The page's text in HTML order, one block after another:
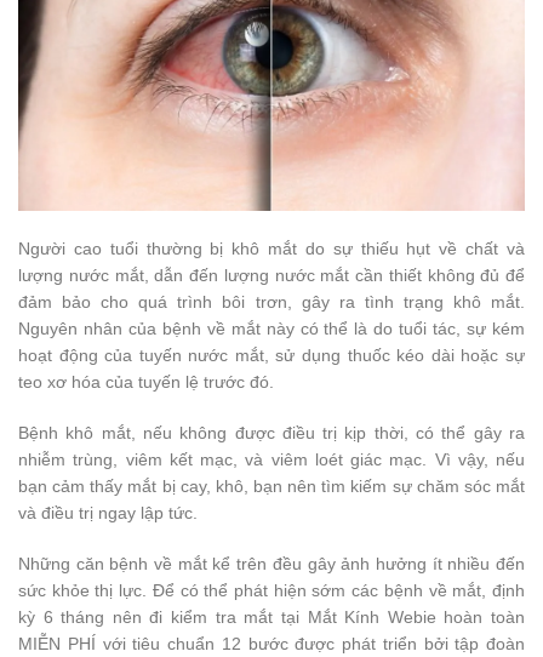
Người cao tuổi thường bị khô mắt do sự thiếu hụt về chất và
lượng nước mắt, dẫn đến lượng nước mắt cần thiết không đủ để
đảm bảo cho quá trình bôi trơn, gây ra tình trạng khô mắt.
Nguyên nhân của bệnh về mắt này có thể là do tuổi tác, sự kém
hoạt động của tuyến nước mắt, sử dụng thuốc kéo dài hoặc sự
teo xơ hóa của tuyến lệ trước đó.
Bệnh khô mắt, nếu không được điều trị kịp thời, có thể gây ra
nhiễm trùng, viêm kết mạc, và viêm loét giác mạc. Vì vậy, nếu
bạn cảm thấy mắt bị cay, khô, bạn nên tìm kiếm sự chăm sóc mắt
và điều trị ngay lập tức.
Những căn bệnh về mắt kể trên đều gây ảnh hưởng ít nhiều đến
sức khỏe thị lực. Để có thể phát hiện sớm các bệnh về mắt, định
kỳ 6 tháng nên đi kiểm tra mắt tại Mắt Kính Webie hoàn toàn
MIỄN PHÍ với tiêu chuẩn 12 bước được phát triển bởi tập đoàn